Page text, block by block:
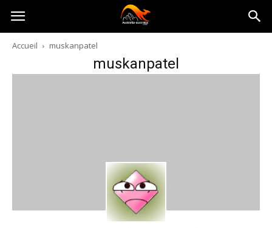
Australia-
australie.com
Accueil muskanpatel
muskanpatel